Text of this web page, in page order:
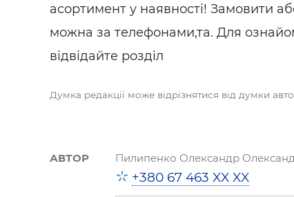
асортимент у наявності! Замовити
можна за телефонами,та. Для
відвідайте розділ
Думка редакції може відрізнятися від думки
АВТОР Пилипенко Олександр
+380 67 463 XX XX